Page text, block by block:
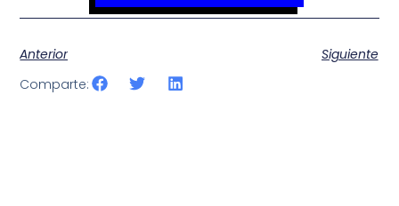
Anterior
Siguiente
Comparte: